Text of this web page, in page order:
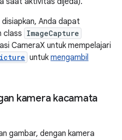
Anda dapat
class ImageCapture
CameraX untuk mempelajari
untuk mengambil
kamera kacamata
gambar, dengan kamera